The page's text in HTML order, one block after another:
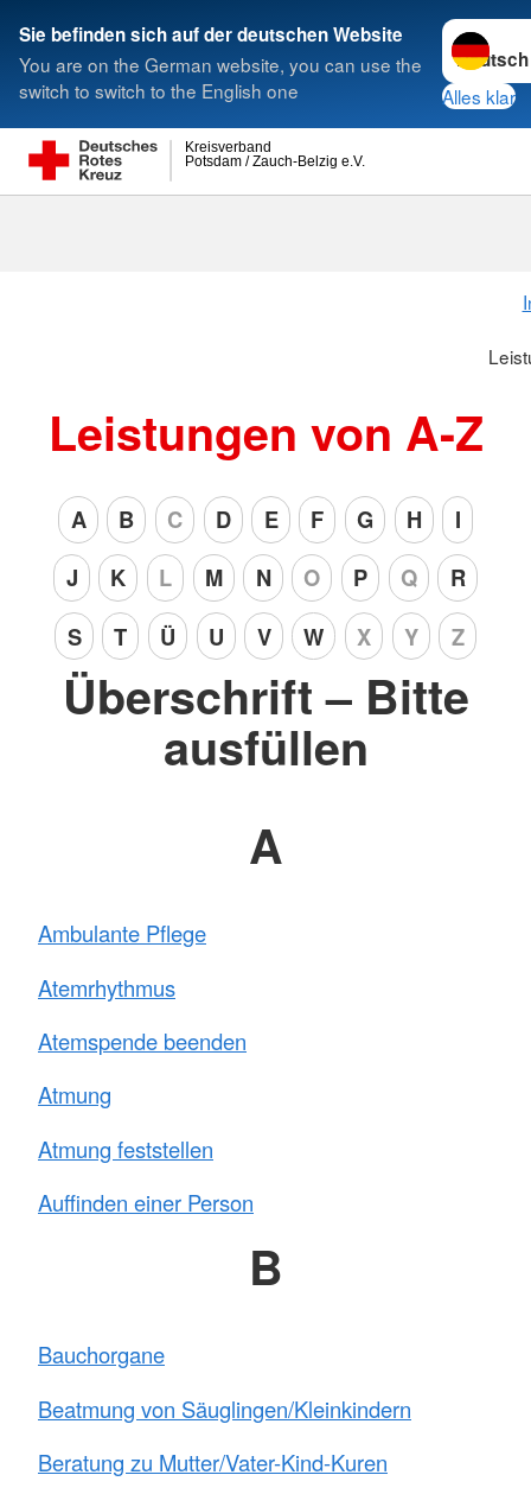
Sie befinden sich auf der deutschen Website
You are on the German website, you can use the
switch to switch to the English one
Sprache
Alles klar
Potsdam / Zauch-Belzig e.V.
Kreisverband
Suche
Leistungen von A-Z
A B C D E F G H
I
J
K L M N O P Q
R
S
T Ü U V W X Y Z
Überschrift – Bitte
ausfüllen
A
Ambulante Pflege
Atemrhythmus
Atemspende beenden
Atmung
Atmung feststellen
Auffinden einer Person
B
Bauchorgane
Beatmung von Säuglingen/Kleinkindern
Beratung zu Mutter/Vater-Kind-Kuren